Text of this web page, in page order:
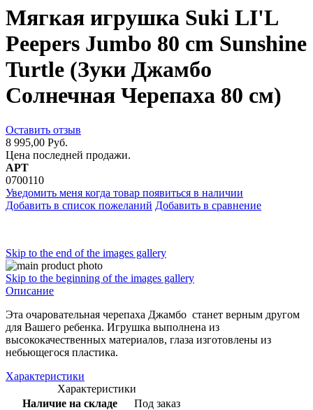
Мягкая игрушка Suki LI'L
Peepers Jumbo 80 cm Sunshine
Turtle (Зуки Джамбо
Солнечная Черепаха 80 см)
Оставить отзыв
8 995,00 Руб.
Цена последней продажи.
АРТ
0700110
Уведомить меня когда товар появиться в наличии
Добавить в список пожеланий Добавить в сравнение
Skip to the end of the images gallery
Skip to the beginning of the images gallery
Описание
Эта очаровательная черепаха Джамбо станет верным другом
для Вашего ребенка. Игрушка выполнена из
высококачественных материалов, глаза изготовлены из
небьющегося пластика.
Характеристики
Характеристики
Наличие на складе
Под заказ